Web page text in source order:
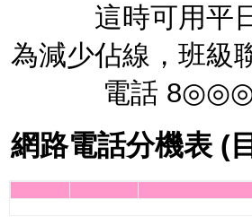
這時可用平
為減少佔線，班級
電話
網路電話分機表 (